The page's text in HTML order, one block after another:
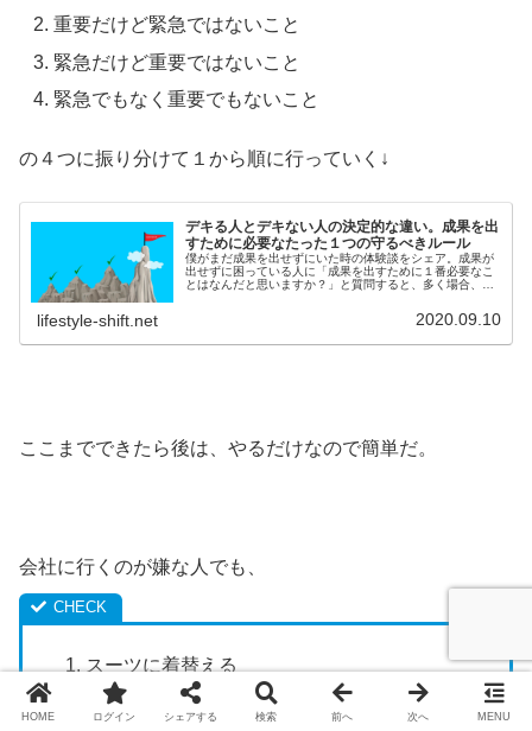
重要だけど緊急ではないこと
緊急だけど重要ではないこと
緊急でもなく重要でもないこと
の４つに振り分けて１から順に行っていく↓
デキる人とデキない人の決定的な違い。成果を出
すために必要なたった１つの守るべきルール
僕がまだ成果を出せずにいた時の体験談をシェア。成果が
出せずに困っている人に「成果を出すために１番必要なこ
とはなんだと思いますか？」と質問すると、多く場合、
lifestyle-shift.net 2020.09.10
ここまでできたら後は、やるだけなので簡単だ。
会社に行くのが嫌な人でも、
スーツに着替える
靴を履く。
HOME ログイン シェアする 検索 前へ 次へ MENU